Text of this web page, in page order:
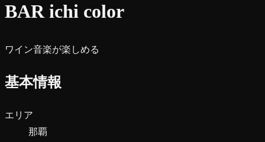
BAR ichi color
ワイン音楽が楽しめる
基本情報
エリア
那覇